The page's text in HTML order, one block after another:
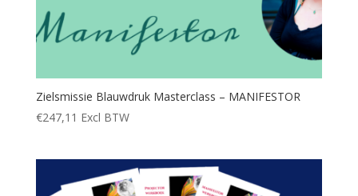
Zielsmissie Blauwdruk Masterclass – MANIFESTOR
€247,11 Excl BTW